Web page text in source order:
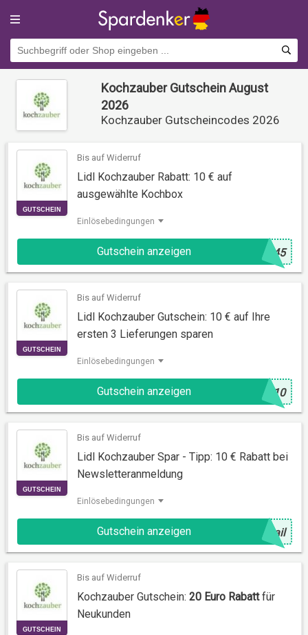
Kochzauber Gutschein August
2026
Kochzauber Gutscheincodes 2026
Bis auf Widerruf
Lidl Kochzauber Rabatt: 10 € auf
ausgewählte Kochbox
Einlösebedingungen
Gutschein anzeigen @ B45
Bis auf Widerruf
Lidl Kochzauber Gutschein: 10 € auf Ihre
ersten 3 Lieferungen sparen
Einlösebedingungen
Gutschein anzeigen @ Y10
GUTSCHEIN
Bis auf Widerruf
Lidl Kochzauber Spar - Tipp: 10 € Rabatt bei
Newsletteranmeldung
Einlösebedingungen
Gutschein anzeigen @ ail
Bis auf Widerruf
Kochzauber Gutschein:20 Euro Rabattfür
Neukunden